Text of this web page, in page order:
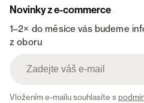
Novinky z e-commerce
1–2× do měsíce vás budeme
z oboru
Vložením e-mailu souhlasíte s